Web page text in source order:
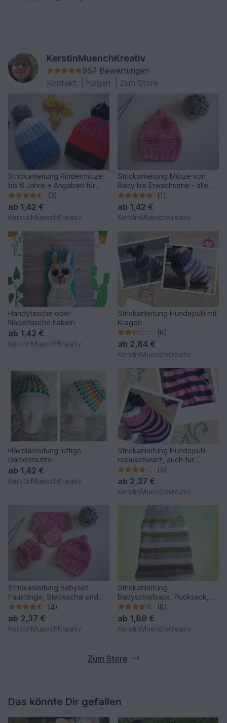
KerstinMuenchKreativ
957 Bewertungen
Kontakt
Folgen Zum Store
Strickanleitung Kindermütze
bis 6 Jahre + Angaben für
Baby- und
Erwachsenengröße
(3)
ab 1,42 €
KerstinMuenchKreativ
Strickanleitung Mütze von
Baby bis Erwachsene - alle
Größen in der Anleitung
vorhanden
(1)
ab 1,42 €
KerstinMuenchKreativ
Handytasche oder
Nadeltasche häkeln
ab 1,42 €
KerstinMuenchKreativ
Strickanleitung Hundepulli mit
Kragen
(6)
ab 2,84 €
KerstinMuenchKreativ
Häkelanleitung luftige
Damenmütze
ab 1,42 €
KerstinMuenchKreativ
Strickanleitung Hundepulli
rosa/schwarz, auch für
Anfänger
(5)
ab 2,37 €
KerstinMuenchKreativ
Strickanleitung Babyset
Fäustlinge, Steckschal und
Mütze von 0-24 Monate- 1
Kauf = verschiedene Größen
(4)
ab 2,37 €
KerstinMuenchKreativ
Strickanleitung
Babyschlafsack, Pucksack,
Cocoon, für Babys von 0-8
Monate
(8)
ab 1,89 €
KerstinMuenchKreativ
Zum Store
Das könnte Dir gefallen